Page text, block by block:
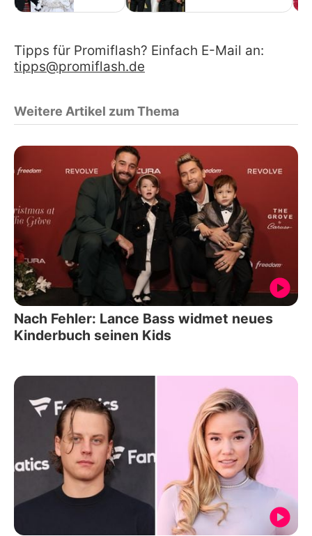
Tipps für Promiflash? Einfach E-Mail an:
tipps@promiflash.de
Weitere Artikel zum Thema
Nach Fehler: Lance Bass widmet neues
Kinderbuch seinen Kids